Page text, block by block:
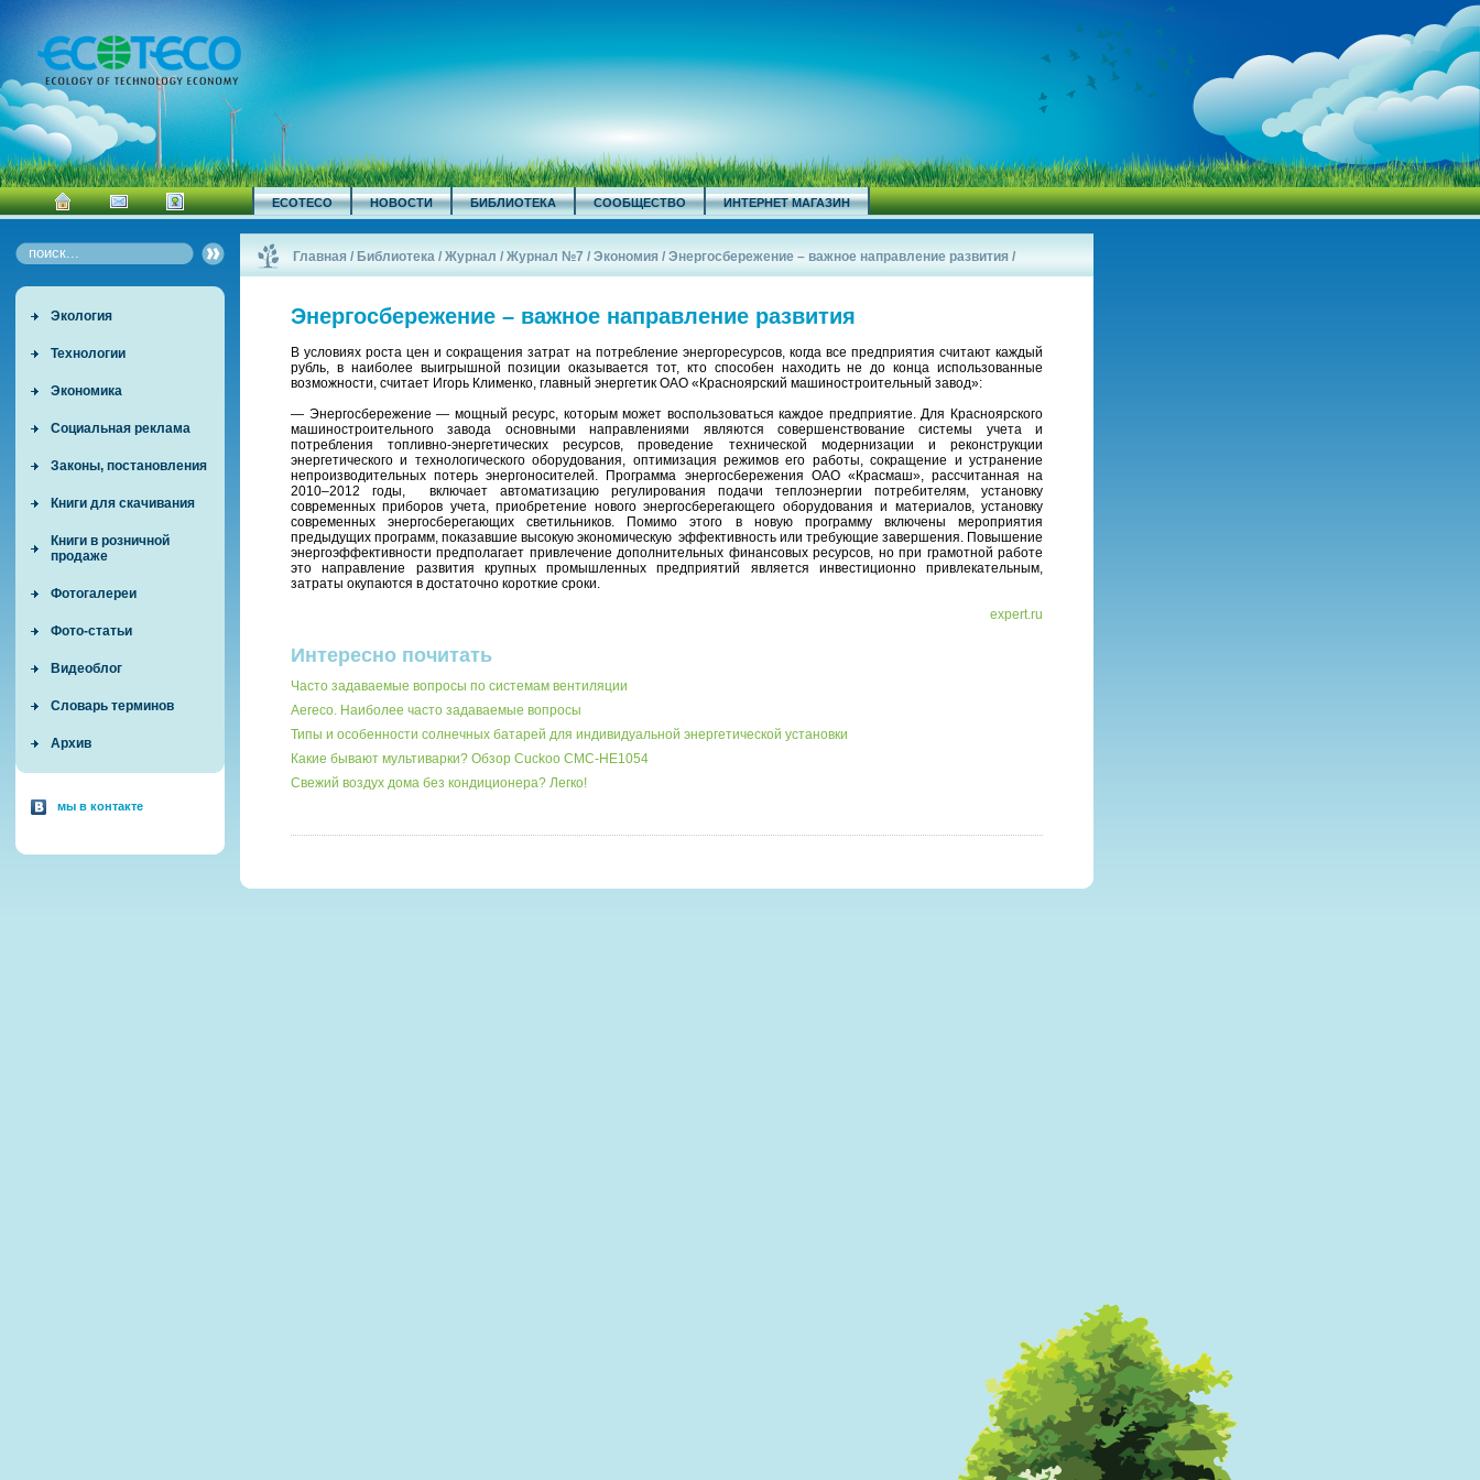
ECOTECO НОВОСТИ БИБЛИОТЕКА СООБЩЕСТВО ИНТЕРНЕТ МАГАЗИН
Экология
Технологии
Экономика
Социальная реклама
Законы, постановления
Книги для скачивания
Книги в розничной
продаже
Фотогалереи
Фото-статьи
Видеоблог
Словарь терминов
Архив
мы в контакте
Главная / Библиотека /Журнал /Журнал №7 /Экономия /Энергосбережение – важное направление развития /
Энергосбережение – важное направление развития
В условиях роста цен и сокращения затрат на потребление энергоресурсов, когда все предприятия считают каждый
рубль, в наиболее выигрышной позиции оказывается тот, кто способен находить не до конца использованные
возможности, считает Игорь Клименко, главный энергетик ОАО «Красноярский машиностроительный завод»:
— Энергосбережение — мощный ресурс, которым может воспользоваться каждое предприятие. Для Красноярского
машиностроительного завода основными направлениями являются совершенствование системы учета и
потребления топливно-энергетических ресурсов, проведение технической модернизации и реконструкции
энергетического и технологического оборудования, оптимизация режимов его работы, сокращение и устранение
непроизводительных потерь энергоносителей. Программа энергосбережения ОАО «Красмаш», рассчитанная на
2010–2012 годы, включает автоматизацию регулирования подачи теплоэнергии потребителям, установку
современных приборов учета, приобретение нового энергосберегающего оборудования и материалов, установку
современных энергосберегающих светильников. Помимо этого в новую программу включены мероприятия
предыдущих программ, показавшие высокую экономическую эффективность или требующие завершения. Повышение
энергоэффективности предполагает привлечение дополнительных финансовых ресурсов, но при грамотной работе
это направление развития крупных промышленных предприятий является инвестиционно привлекательным,
затраты окупаются в достаточно короткие сроки.
expert.ru
Интересно почитать
Часто задаваемые вопросы по системам вентиляции
Aereco. Наиболее часто задаваемые вопросы
Типы и особенности солнечных батарей для индивидуальной энергетической установки
Какие бывают мультиварки? Обзор Cuckoo CMC-HE1054
Свежий воздух дома без кондиционера? Легко!